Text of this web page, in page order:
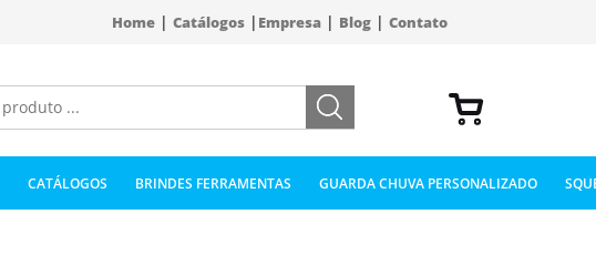
Home| Catálogos| Empresa| Blog| Contato
CATÁLOGOS BRINDES FERRAMENTAS GUARDA CHUVA PERSONALIZADO